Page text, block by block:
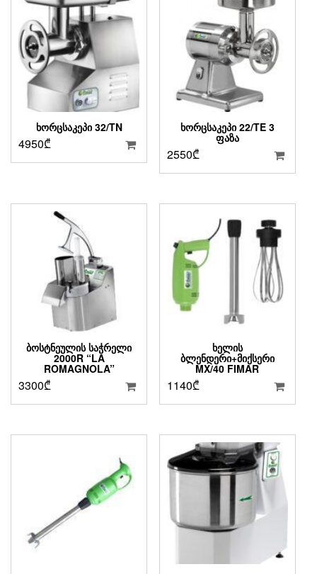
ᲮᲝᲠᲪᲡᲐᲙᲔᲞᲘ 32/TN
4950₾
ᲮᲝᲠᲪᲡᲐᲙᲔᲞᲘ 22/TE 3
ᲤᲐᲖᲐ
2550₾
ᲑᲝᲡᲢᲜᲔᲣᲚᲘᲡ ᲡᲐᲭᲠᲔᲚᲘ
2000R “LA
ROMAGNOLA”
3300₾
ᲮᲔᲚᲘᲡ
ᲑᲚᲔᲜᲓᲔᲠᲘ+ᲛᲘᲥᲡᲔᲠᲘ
MX/40 FIMAR
1140₾